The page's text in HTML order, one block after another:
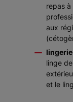
repas
aux
linge
et le